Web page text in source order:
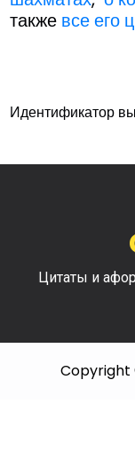
также все его
Идентификатор
Цитаты и
Copyright